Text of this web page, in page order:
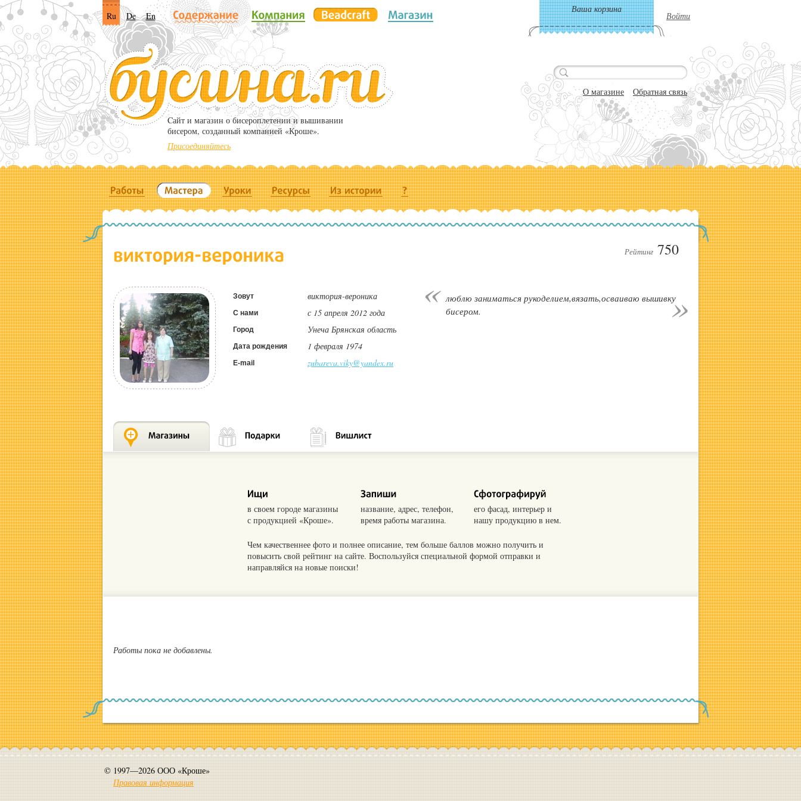
Ru De En
Ваша корзина
Войти
Cайт и магазин о бисероплетении и вышивании
бисером, созданный компанией «Кроше».
Присоединяйтесь
О магазине Обратная связь
Рейтинг 750
Зовут виктория-вероника
С нами с 15 апреля 2012 года
Город Унеча Брянская область
Дата рождения 1 февраля 1974
E-mail zubareva.viky@yandex.ru
люблю заниматься рукоделием,вязать,осваиваю вышивку
бисером.
в своем городе магазины
с продукцией «Кроше».
название, адрес, телефон,
время работы магазина.
его фасад, интерьер и
нашу продукцию в нем.
Чем качественнее фото и полнее описание, тем больше баллов можно получить и
повысить свой рейтинг на сайте. Воспользуйся специальной формой отправки и
направляйся на новые поиски!
Работы пока не добавлены.
© 1997—2026 ООО «Кроше»
Правовая информация